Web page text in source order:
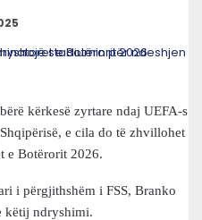
kërkesë zyrtare ndaj UEFA-s
e cila do të zhvillohet
e Botërorit 2026.
i përgjithshëm i FSS, Branko
këtij ndryshimi.